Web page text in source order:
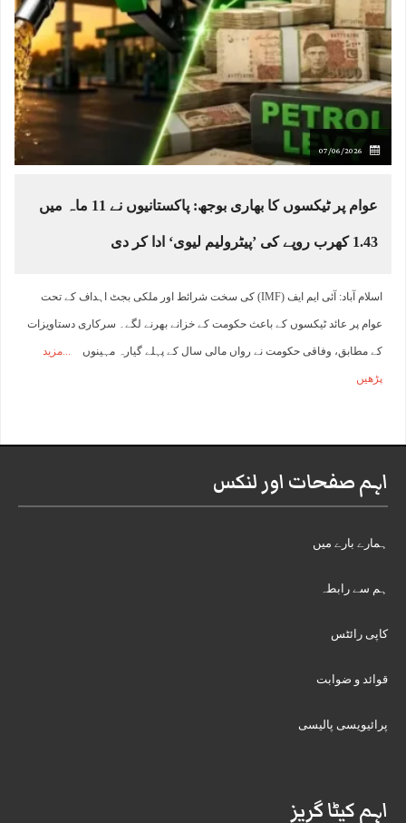
07/06/2026
عوام پر ٹیکسوں کا بھاری بوجھ: پاکستانیوں نے 11 ماہ میں
1.43 کھرب روپے کی ’پیٹرولیم لیوی‘ ادا کر دی
اسلام آباد: آئی ایم ایف (IMF) کی سخت شرائط اور ملکی بجٹ اہداف کے تحت
عوام پر عائد ٹیکسوں کے باعث حکومت کے خزانے بھرنے لگے۔ سرکاری دستاویزات
کے مطابق، وفاقی حکومت نے رواں مالی سال کے پہلے گیارہ مہینوں مزید
پڑھیں
اہم صفحات اور لنکس
ہمارے بارے میں
ہم سے رابطہ
کاپی رائٹس
قوائد و ضوابت
پرائیویسی پالیسی
اہم کیٹا گریز